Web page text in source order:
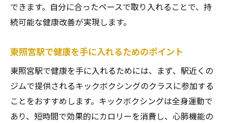
できます。自分に合ったペースで取り入れることで、持
続可能な健康改善が実現します。
東照宮駅で健康を手に入れるためのポイント
東照宮駅で健康を手に入れるためには、まず、駅近くの
ジムで提供されるキックボクシングのクラスに参加する
ことをおすすめします。キックボクシングは全身運動で
あり、短時間で効果的にカロリーを消費し、心肺機能の